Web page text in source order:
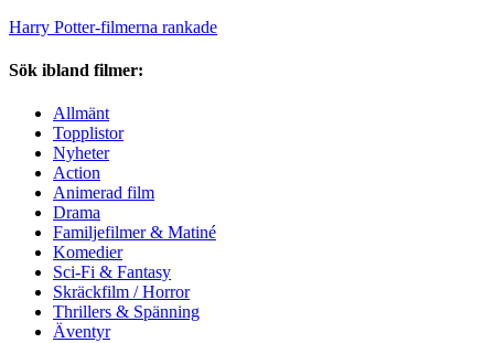
Harry Potter-filmerna rankade
Sök ibland filmer:
Allmänt
Topplistor
Nyheter
Action
Animerad film
Drama
Familjefilmer & Matiné
Komedier
Sci-Fi & Fantasy
Skräckfilm / Horror
Thrillers & Spänning
Äventyr